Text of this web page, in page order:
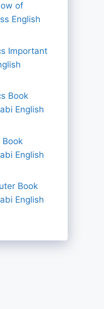
of
English
Important
Book
English
Book
English
Book
English